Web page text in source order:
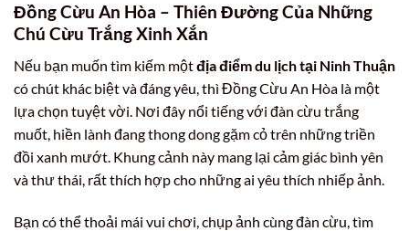
Đồng Cừu An Hòa – Thiên Đường Của Những
Chú Cừu Trắng Xinh Xắn
Nếu bạn muốn tìm kiếm mộtđịa điểm du lịch tại Ninh Thuận
có chút khác biệt và đáng yêu, thì Đồng Cừu An Hòa là một
lựa chọn tuyệt vời. Nơi đây nổi tiếng với đàn cừu trắng
muốt, hiền lành đang thong dong gặm cỏ trên những triền
đồi xanh mướt. Khung cảnh này mang lại cảm giác bình yên
và thư thái, rất thích hợp cho những ai yêu thích nhiếp ảnh.
Bạn có thể thoải mái vui chơi, chụp ảnh cùng đàn cừu, tìm